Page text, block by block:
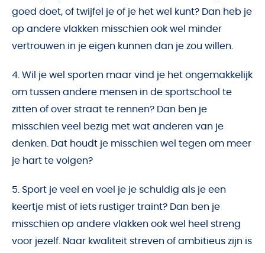
goed doet, of twijfel je of je het wel kunt? Dan heb je
op andere vlakken misschien ook wel minder
vertrouwen in je eigen kunnen dan je zou willen.
4. Wil je wel sporten maar vind je het ongemakkelijk
om tussen andere mensen in de sportschool te
zitten of over straat te rennen? Dan ben je
misschien veel bezig met wat anderen van je
denken. Dat houdt je misschien wel tegen om meer
je hart te volgen?
5. Sport je veel en voel je je schuldig als je een
keertje mist of iets rustiger traint? Dan ben je
misschien op andere vlakken ook wel heel streng
voor jezelf. Naar kwaliteit streven of ambitieus zijn is